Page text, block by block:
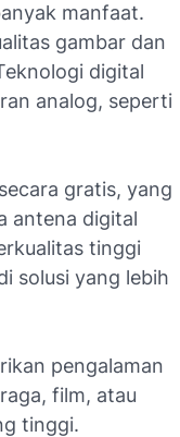
manfaat.
gambar dan
digital
analog, seperti
gratis, yang
antena digital
tinggi
solusi yang lebih
pengalaman
film, atau
tinggi.